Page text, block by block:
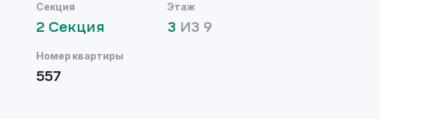
Секция
2 Секция
Этаж
3 ИЗ 9
Номер квартиры
557